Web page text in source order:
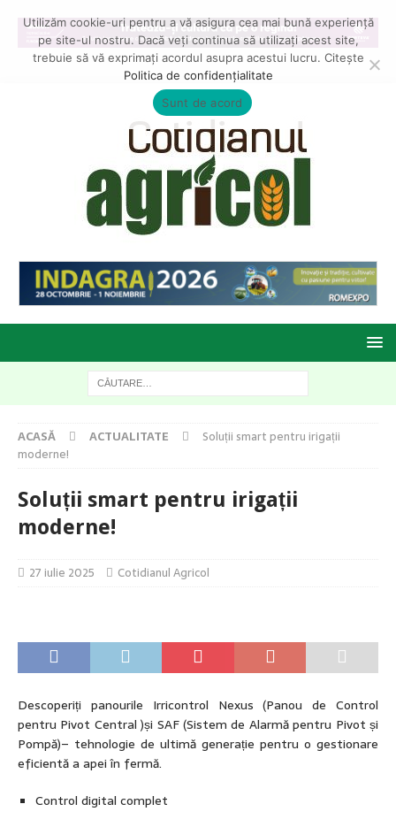
ACASĂ ACTUALITATE
Soluții smart pentru irigații
moderne!
Soluții smart pentru irigații
moderne!
27 iulie 2025 Cotidianul Agricol
Descoperiți panourile Irricontrol Nexus (Panou de Control
pentru Pivot Central )și SAF (Sistem de Alarmă pentru Pivot și
Pompă)– tehnologie de ultimă generație pentru o gestionare
eficientă a apei în fermă.
Control digital complet
Utilizăm cookie-uri pentru a vă asigura cea mai bună experiență
pe site-ul nostru. Dacă veți continua să utilizați acest site,
trebuie să vă exprimați acordul asupra acestui lucru. Citește
Politica de confidențialitate
Sunt de acord